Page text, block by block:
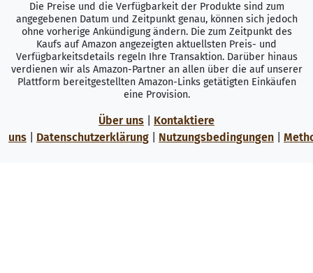
Die Preise und die Verfügbarkeit der Produkte sind zum
angegebenen Datum und Zeitpunkt genau, können sich jedoch
ohne vorherige Ankündigung ändern. Die zum Zeitpunkt des
Kaufs auf Amazon angezeigten aktuellsten Preis- und
Verfügbarkeitsdetails regeln Ihre Transaktion. Darüber hinaus
verdienen wir als Amazon-Partner an allen über die auf unserer
Plattform bereitgestellten Amazon-Links getätigten Einkäufen
eine Provision.
Über uns
Kontaktiere
uns
Datenschutzerklärung Nutzungsbedingungen